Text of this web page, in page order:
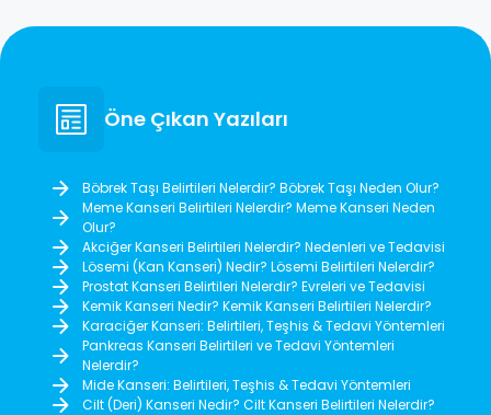
Öne Çıkan Yazıları
Böbrek Taşı Belirtileri Nelerdir? Böbrek Taşı Neden Olur?
Meme Kanseri Belirtileri Nelerdir? Meme Kanseri Neden
Olur?
Akciğer Kanseri Belirtileri Nelerdir? Nedenleri ve Tedavisi
Lösemi (Kan Kanseri) Nedir? Lösemi Belirtileri Nelerdir?
Prostat Kanseri Belirtileri Nelerdir? Evreleri ve Tedavisi
Kemik Kanseri Nedir? Kemik Kanseri Belirtileri Nelerdir?
Karaciğer Kanseri: Belirtileri, Teşhis & Tedavi Yöntemleri
Pankreas Kanseri Belirtileri ve Tedavi Yöntemleri
Nelerdir?
Mide Kanseri: Belirtileri, Teşhis & Tedavi Yöntemleri
Cilt (Deri) Kanseri Nedir? Cilt Kanseri Belirtileri Nelerdir?